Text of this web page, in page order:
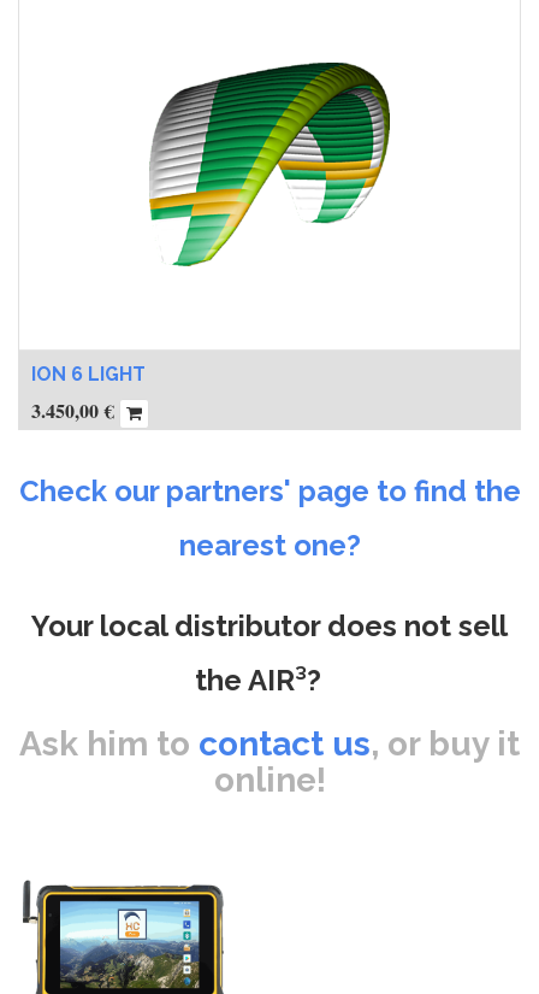
ION 6 LIGHT
3.450,00€
Check our partners' page to find the
nearest one?
Your local distributor does not sell
the AIR³?
Ask him to contact us, or buy it
online!